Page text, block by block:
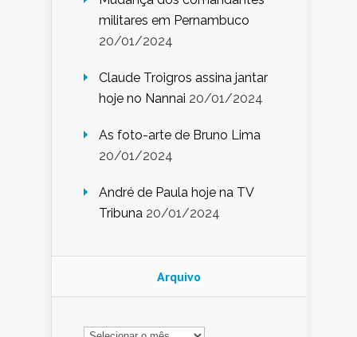
militares em Pernambuco
20/01/2024
Claude Troigros assina jantar
hoje no Nannai 20/01/2024
As foto-arte de Bruno Lima
20/01/2024
André de Paula hoje na TV
Tribuna 20/01/2024
Arquivo
Arquivo